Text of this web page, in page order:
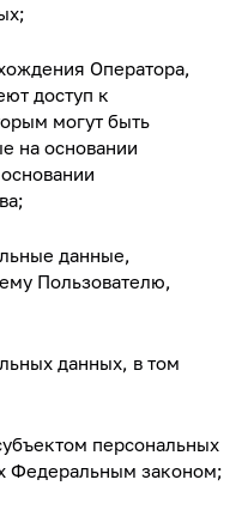
Оператора,
доступ к
могут быть
на основании
данные,
Пользователю,
данных, в том
персональных
Федеральным законом;